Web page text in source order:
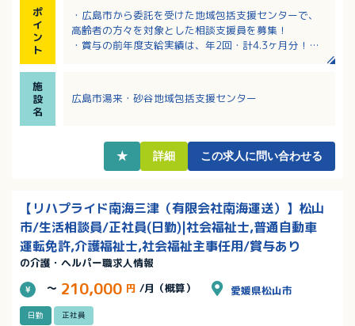
ポ
イ
ン
ト
・広島市から委託を受けた地域包括支援センターで、
高齢者の方々を対象とした相談支援員を募集！
・賞与の前年度支給実績は、年2回・計4.3ヶ月分！
・各種手当充実！該当者には扶養手当や住宅手当も支
給あり！
施
設
名
広島市湯来・砂谷地域包括支援センター
★ 詳細 この求人に問い合わせる
【リハプライド南海三津（有限会社南海運送）】松山
市/生活相談員/正社員(日勤)|社会福祉士,普通自動車
運転免許,介護福祉士,社会福祉主事任用/賞与あり
の介護・ヘルパー職求人情報
～ 210,000 円 /月（概算） 愛媛県松山市
日勤 正社員